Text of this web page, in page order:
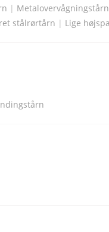
| Metalovervågningstårn
stålrørtårn | Lige